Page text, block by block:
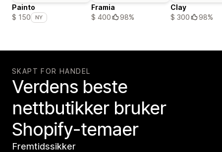
Painto
$ 150
NY
Framia
$ 400
98%
Clay
$ 300
98%
SKAPT FOR HANDEL
Verdens beste
nettbutikker bruker
Shopify-temaer
Fremtidssikker